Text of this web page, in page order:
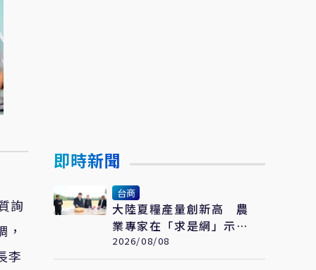
詢
李
即時新聞
台商
大陸夏糧產量創新高 農
業專家在「求是網」示
警：糧食緊張會長期存在
2026/08/08